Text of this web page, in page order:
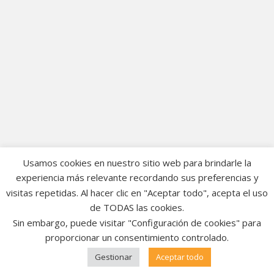
Usamos cookies en nuestro sitio web para brindarle la
experiencia más relevante recordando sus preferencias y
visitas repetidas. Al hacer clic en "Aceptar todo", acepta el uso
de TODAS las cookies.
Sin embargo, puede visitar "Configuración de cookies" para
proporcionar un consentimiento controlado.
Gestionar Aceptar todo